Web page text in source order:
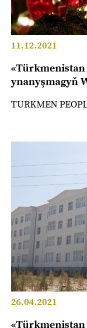
11.12.2021
ynanyşmagyň
TURKMEN
26.04.2021